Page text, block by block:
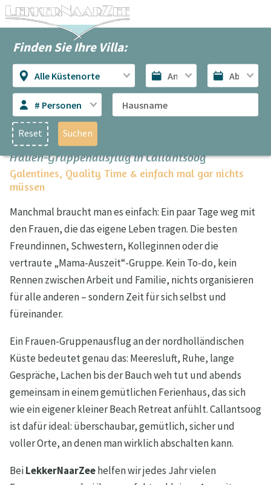
Finden Sie Ihre Villa:
Alle Küstenorte
# Personen
Suchen
Reset
Frauen-Gruppenausflug in Callantsoog
Galentines, Quality Time & einfach mal gar nichts
müssen
Manchmal braucht man es einfach: Ein paar Tage weg mit
den Frauen, die das eigene Leben tragen. Die besten
Freundinnen, Schwestern, Kolleginnen oder die
vertraute „Mama-Auszeit“-Gruppe. Kein To-do, kein
Rennen zwischen Arbeit und Familie, nichts organisieren
für alle anderen – sondern Zeit für sich selbst und
füreinander.
Ein Frauen-Gruppenausflug an der nordholländischen
Küste bedeutet genau das: Meeresluft, Ruhe, lange
Gespräche, Lachen bis der Bauch weh tut und abends
gemeinsam in einem gemütlichen Ferienhaus, das sich
wie ein eigener kleiner Beach Retreat anfühlt. Callantsoog
ist dafür ideal: überschaubar, gemütlich, sicher und
voller Orte, an denen man wirklich abschalten kann.
BeiLekkerNaarZeehelfen wir jedes Jahr vielen